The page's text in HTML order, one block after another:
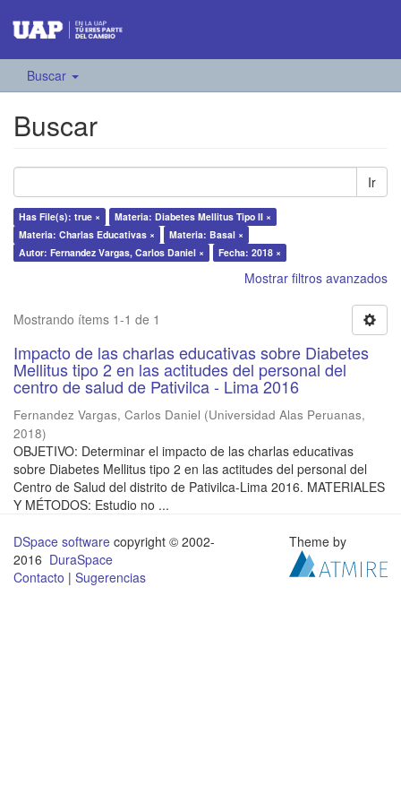
Buscar
Buscar
Ir
Has File(s): true ×
Materia: Diabetes Mellitus Tipo II ×
Materia: Charlas Educativas ×
Materia: Basal ×
Autor: Fernandez Vargas, Carlos Daniel ×
Fecha: 2018 ×
Mostrar filtros avanzados
Mostrando ítems 1-1 de 1
Impacto de las charlas educativas sobre Diabetes
Mellitus tipo 2 en las actitudes del personal del
centro de salud de Pativilca - Lima 2016
Fernandez Vargas, Carlos Daniel (Universidad Alas Peruanas,
2018)
OBJETIVO: Determinar el impacto de las charlas educativas
sobre Diabetes Mellitus tipo 2 en las actitudes del personal del
Centro de Salud del distrito de Pativilca-Lima 2016. MATERIALES
Y MÉTODOS: Estudio no ...
DSpace software copyright © 2002-
2016 DuraSpace
Contacto | Sugerencias
Theme by